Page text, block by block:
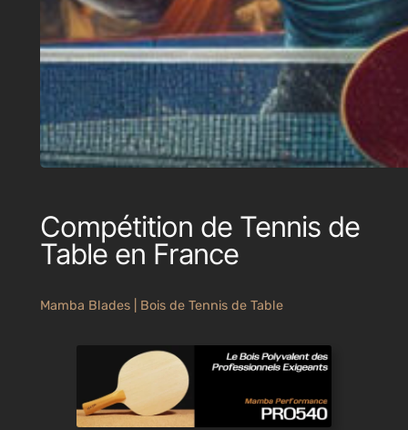
Compétition de Tennis de
Table en France
Mamba Blades | Bois de Tennis de Table